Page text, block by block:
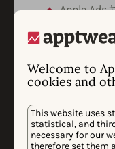
Welcome to
cookies and
This website uses
statistical, and
necessary for our
therefore set them
Apple Ads
と、ブラ
の推定。
トレンド
る市場分
キャンペ
と収益に
タムのデ